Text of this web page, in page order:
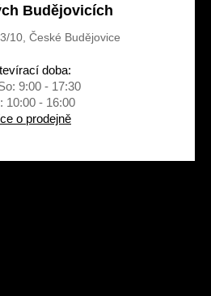
Budějovicích
10, České Budějovice
doba:
9:00 - 17:30
10:00 - 16:00
o prodejně